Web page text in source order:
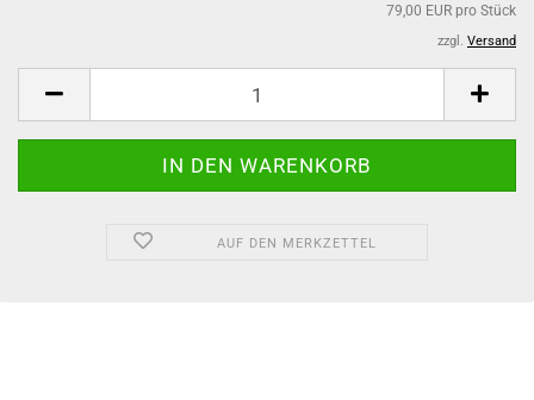
79,00 EUR pro Stück
zzgl. Versand
AUF DEN MERKZETTEL